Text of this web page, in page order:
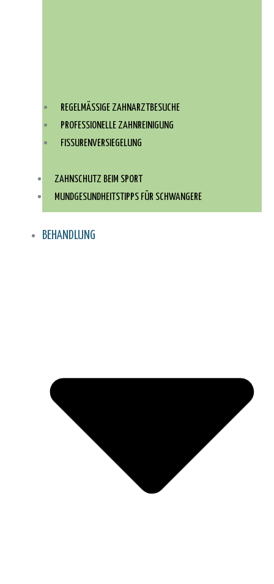
REGELMÄSSIGE ZAHNARZTBESUCHE
PROFESSIONELLE ZAHNREINIGUNG
FISSURENVERSIEGELUNG
ZAHNSCHUTZ BEIM SPORT
MUNDGESUNDHEITSTIPPS FÜR SCHWANGERE
BEHANDLUNG